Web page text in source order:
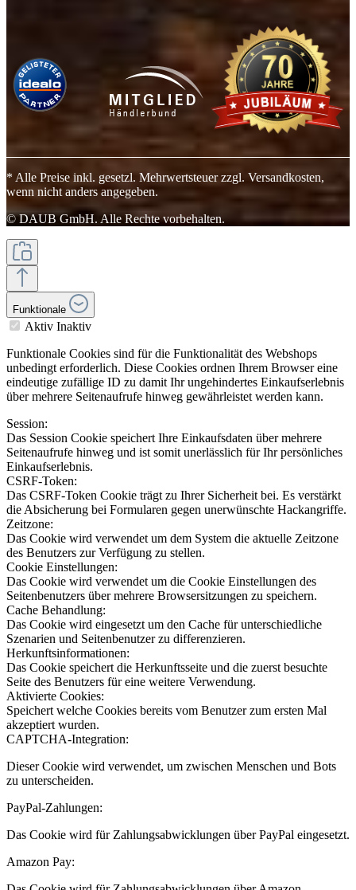
* Alle Preise inkl. gesetzl. Mehrwertsteuer zzgl. Versandkosten,
wenn nicht anders angegeben.
© DAUB GmbH. Alle Rechte vorbehalten.
Funktionale
Aktiv Inaktiv
Funktionale Cookies sind für die Funktionalität des Webshops
unbedingt erforderlich. Diese Cookies ordnen Ihrem Browser eine
eindeutige zufällige ID zu damit Ihr ungehindertes Einkaufserlebnis
über mehrere Seitenaufrufe hinweg gewährleistet werden kann.
Session:
Das Session Cookie speichert Ihre Einkaufsdaten über mehrere
Seitenaufrufe hinweg und ist somit unerlässlich für Ihr persönliches
Einkaufserlebnis.
CSRF-Token:
Das CSRF-Token Cookie trägt zu Ihrer Sicherheit bei. Es verstärkt
die Absicherung bei Formularen gegen unerwünschte Hackangriffe.
Zeitzone:
Das Cookie wird verwendet um dem System die aktuelle Zeitzone
des Benutzers zur Verfügung zu stellen.
Cookie Einstellungen:
Das Cookie wird verwendet um die Cookie Einstellungen des
Seitenbenutzers über mehrere Browsersitzungen zu speichern.
Cache Behandlung:
Das Cookie wird eingesetzt um den Cache für unterschiedliche
Szenarien und Seitenbenutzer zu differenzieren.
Herkunftsinformationen:
Das Cookie speichert die Herkunftsseite und die zuerst besuchte
Seite des Benutzers für eine weitere Verwendung.
Aktivierte Cookies:
Speichert welche Cookies bereits vom Benutzer zum ersten Mal
akzeptiert wurden.
CAPTCHA-Integration:
Dieser Cookie wird verwendet, um zwischen Menschen und Bots
zu unterscheiden.
PayPal-Zahlungen:
Das Cookie wird für Zahlungsabwicklungen über PayPal eingesetzt.
Amazon Pay: